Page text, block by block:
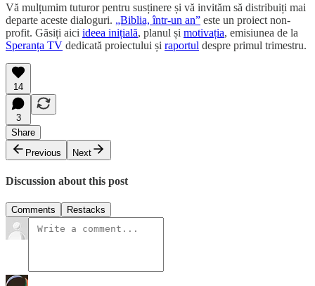
Vă mulțumim tuturor pentru susținere și vă invităm să distribuiți mai
departe aceste dialoguri. „Biblia, într-un an” este un proiect non-
profit. Găsiți aici ideea inițială, planul și motivația, emisiunea de la
Speranța TV dedicată proiectului și raportul despre primul trimestru.
14
3
Share
Previous
Next
Discussion about this post
Comments Restacks